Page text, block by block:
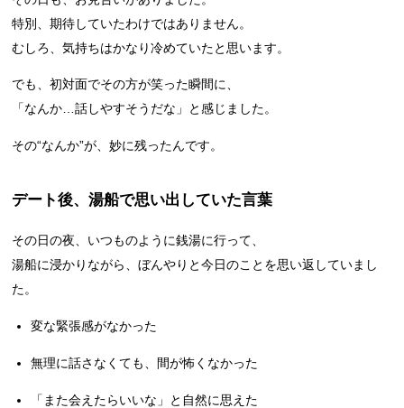
特別、期待していたわけではありません。
むしろ、気持ちはかなり冷めていたと思います。
でも、初対面でその方が笑った瞬間に、
「なんか…話しやすそうだな」と感じました。
その“なんか”が、妙に残ったんです。
デート後、湯船で思い出していた言葉
その日の夜、いつものように銭湯に行って、
湯船に浸かりながら、ぼんやりと今日のことを思い返していまし
た。
変な緊張感がなかった
無理に話さなくても、間が怖くなかった
「また会えたらいいな」と自然に思えた